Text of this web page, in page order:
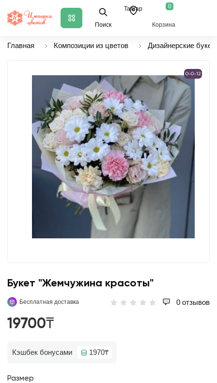
Поиск
Талгар 0
Корзина
Главная Композиции из цветов Дизайнерские
0-0-12
Букет "Жемчужина красоты"
Бесплатная доставка 0 отзывов
19700₸
Кэшбек бонусами 1970₸
Размер